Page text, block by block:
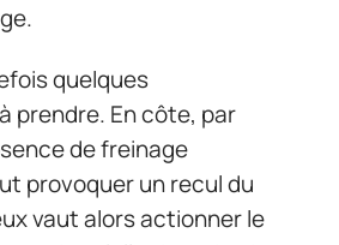
quelques
prendre. En côte, par
de freinage
provoquer un recul du
vaut alors actionner le